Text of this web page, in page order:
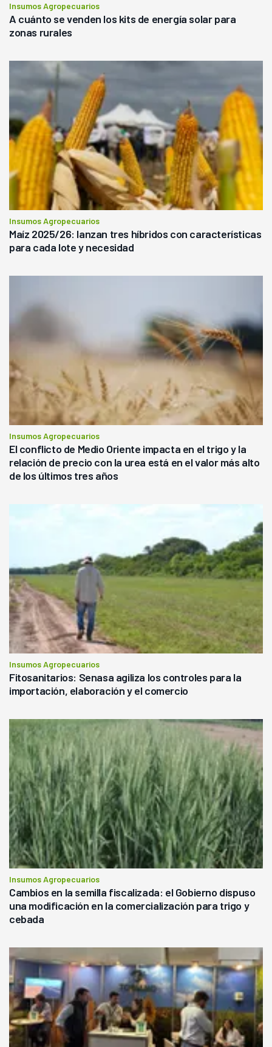
Insumos Agropecuarios
A cuánto se venden los kits de energía solar para
zonas rurales
Insumos Agropecuarios
Maíz 2025/26: lanzan tres híbridos con características
para cada lote y necesidad
Insumos Agropecuarios
El conflicto de Medio Oriente impacta en el trigo y la
relación de precio con la urea está en el valor más alto
de los últimos tres años
Insumos Agropecuarios
Fitosanitarios: Senasa agiliza los controles para la
importación, elaboración y el comercio
Insumos Agropecuarios
Cambios en la semilla fiscalizada: el Gobierno dispuso
una modificación en la comercialización para trigo y
cebada